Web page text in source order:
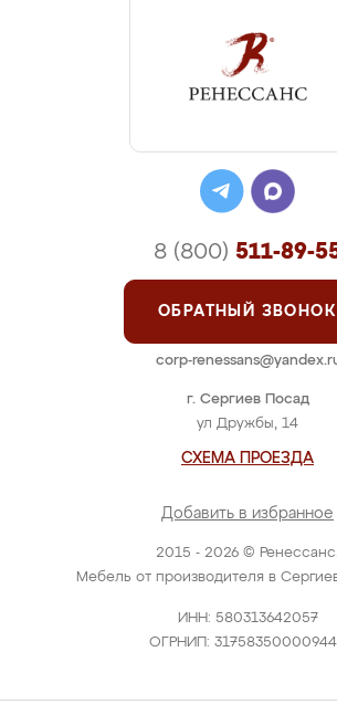
2015 - 2026 © Ренессанс.
Мебель от производителя в
ИНН: 580313642057
ОГРНИП:
г. Сергиев Посад
ул Дружбы, 14
СХЕМА ПРОЕЗДА
Добавить в избранное
8 (800) 511-89-
ОБРАТНЫЙ ЗВОНОК
corp-